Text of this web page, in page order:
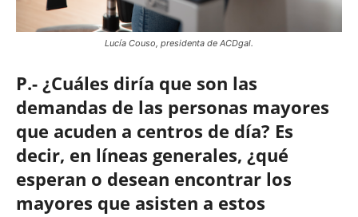
Lucía Couso, presidenta de ACDgal.
P.- ¿Cuáles diría que son las
demandas de las personas mayores
que acuden a centros de día? Es
decir, en líneas generales, ¿qué
esperan o desean encontrar los
mayores que asisten a estos